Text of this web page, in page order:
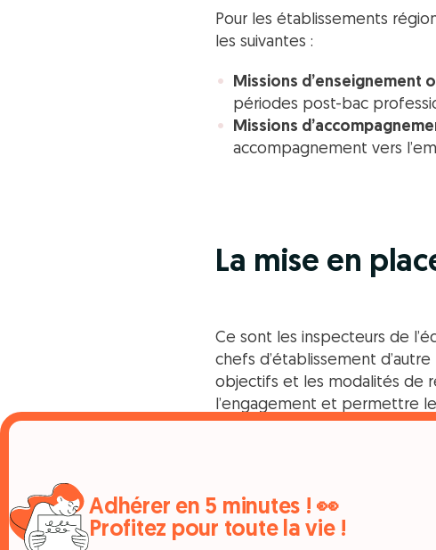
Adhérer en 5 minutes ! 👀
Profitez pour toute la vie !
Pour les établissements
les suivantes :
Missions d’enseignement
périodes post-bac
Missions
accompagnement vers
La mise en
Ce sont les inspecteurs de
chefs d’établissement
objectifs et les modalités de
l’engagement et permettre